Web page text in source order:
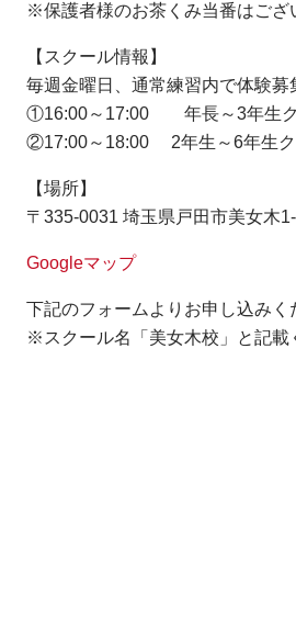
※保護者様のお茶くみ当番はござ
【スクール情報】
毎週金曜日、通常練習内で体験募
①16:00～17:00 年長～3年生
②17:00～18:00 2年生～6年生ク
【場所】
〒335-0031 埼玉県戸田市美女木
Googleマップ
下記のフォームよりお申し込みく
※スクール名「美女木校」と記載